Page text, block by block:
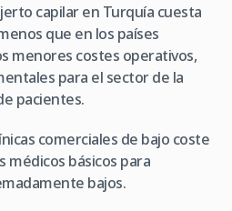
capilar en Turquía cuesta
que en los países
menores costes operativos,
para el sector de la
pacientes.
comerciales de bajo coste
médicos básicos para
bajos.